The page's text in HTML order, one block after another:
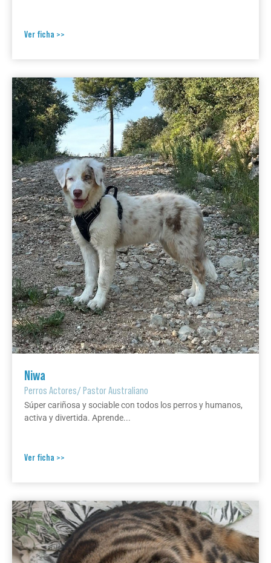
Ver ficha >>
Niwa
Perros Actores/Pastor Australiano
Súper cariñosa y sociable con todos los perros y humanos,
activa y divertida. Aprende...
Ver ficha >>